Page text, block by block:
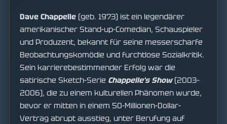
Dave Chappelle (geb. 1973) ist ein legendärer
amerikanischer Stand-up-Comedian, Schauspieler
und Produzent, bekannt für seine messerscharfe
Beobachtungskomödie und furchtlose Sozialkritik.
Sein karrierebestimmender Erfolg war die
satirische Sketch-Serie Chappelle's Show(2003–
2006), die zu einem kulturellen Phänomen wurde,
bevor er mitten in einem 50-Millionen-Dollar-
Vertrag abrupt ausstieg, unter Berufung auf